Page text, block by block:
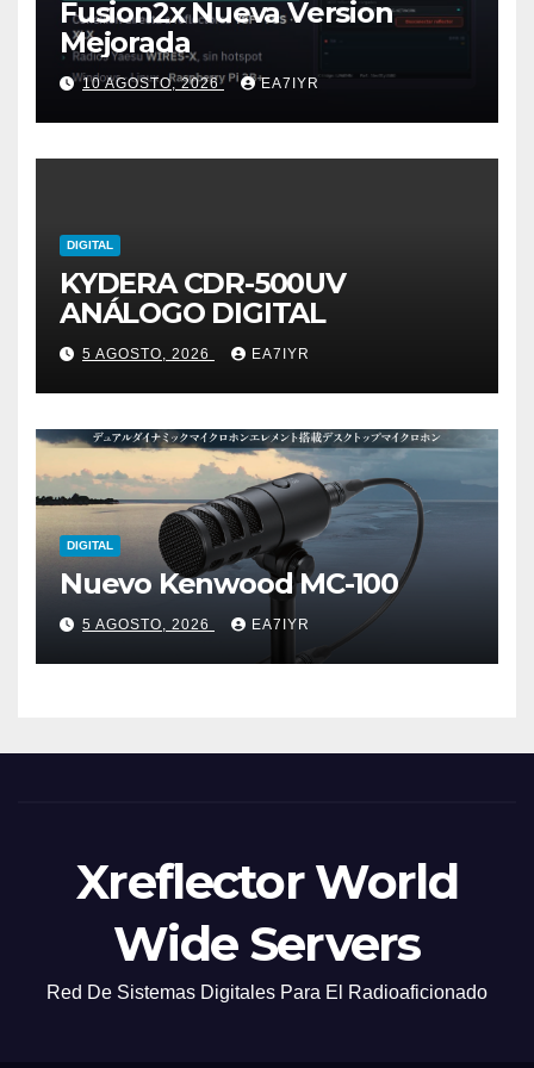
Fusion2x Nueva Version
Mejorada
10 AGOSTO, 2026 EA7IYR
DIGITAL
KYDERA CDR-500UV
ANÁLOGO DIGITAL
5 AGOSTO, 2026 EA7IYR
DIGITAL
Nuevo Kenwood MC-100
5 AGOSTO, 2026 EA7IYR
Xreflector World
Wide Servers
Red De Sistemas Digitales Para El Radioaficionado